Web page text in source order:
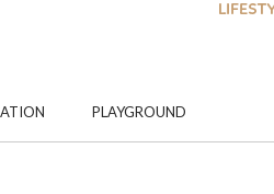
PLAYGROUND